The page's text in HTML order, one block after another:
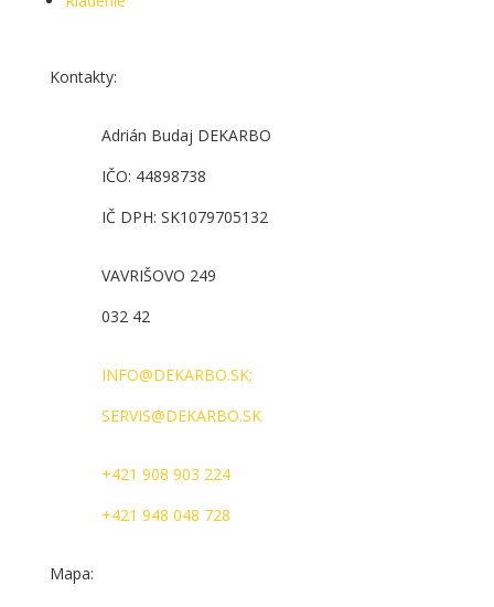
Kontakty:
Adrián Budaj DEKARBO
IČO: 44898738
IČ DPH: SK1079705132
VAVRIŠOVO 249
032 42
INFO@DEKARBO.SK;
SERVIS@DEKARBO.SK
+421 908 903 224
+421 948 048 728
Mapa: